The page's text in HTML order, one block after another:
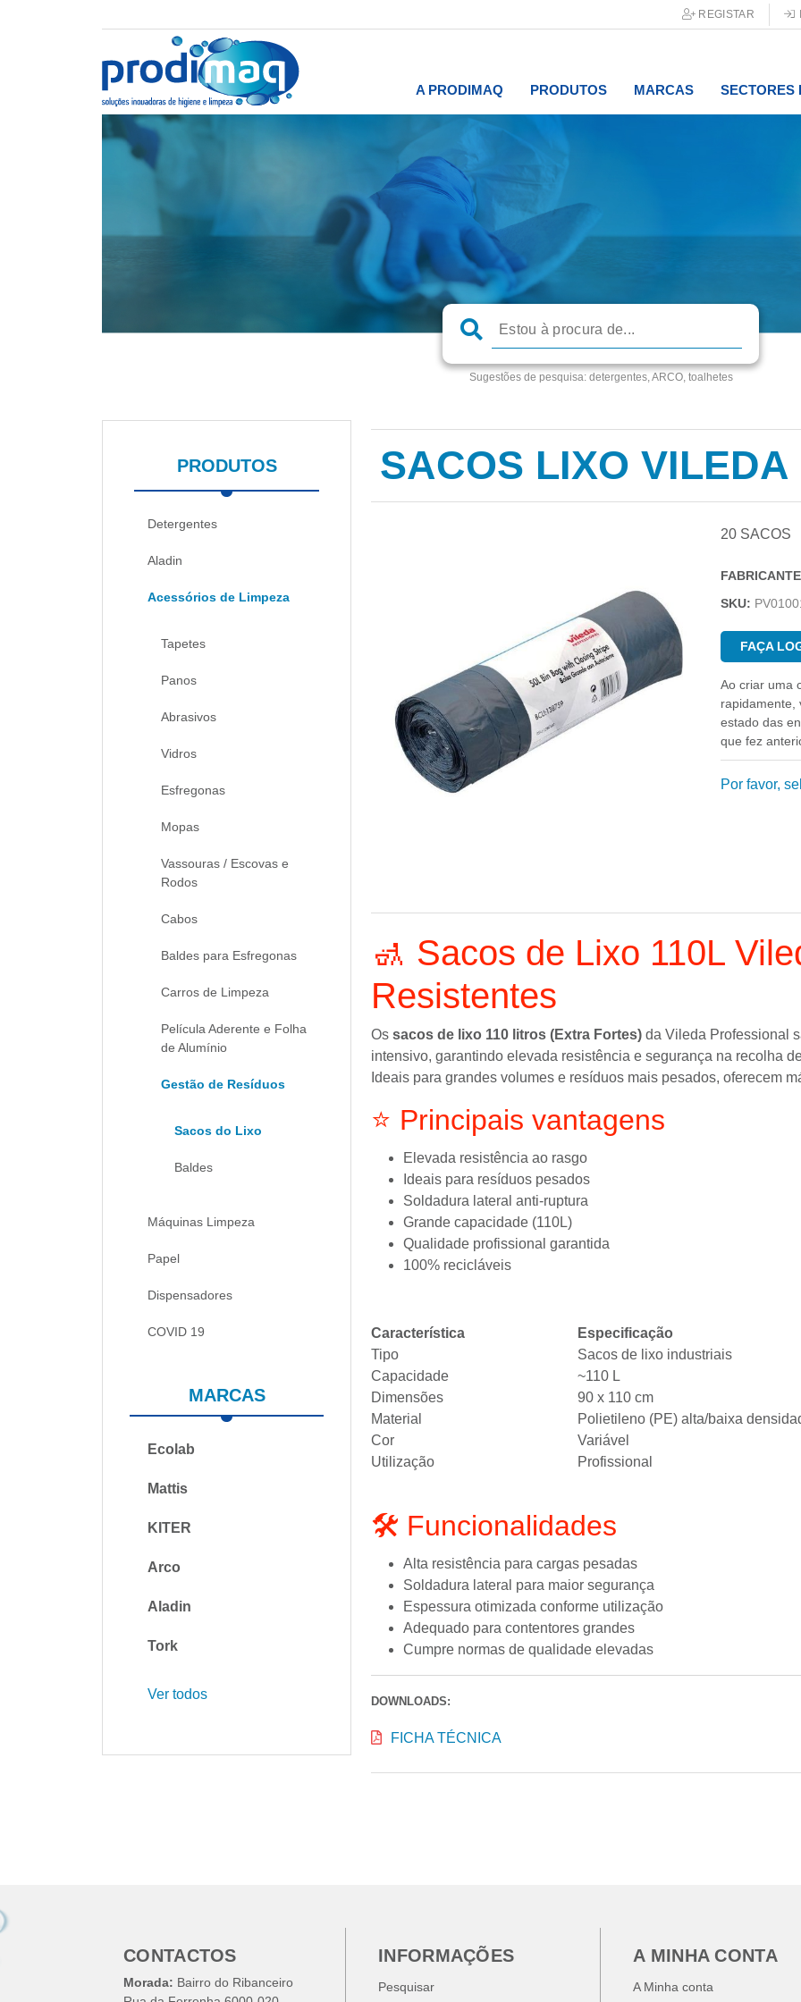
REGISTAR
A PRODIMAQ PRODUTOS MARCAS SECTORES
Sugestões de pesquisa:detergentes, ARCO, toalhetes
PRODUTOS
Detergentes
Aladin
Acessórios de Limpeza
Tapetes
Panos
Abrasivos
Vidros
Esfregonas
Mopas
Vassouras / Escovas e
Rodos
Cabos
Baldes para Esfregonas
Carros de Limpeza
Película Aderente e Folha
de Alumínio
Gestão de Resíduos
Sacos do Lixo
Baldes
Máquinas Limpeza
Papel
Dispensadores
COVID 19
MARCAS
Ecolab
Mattis
KITER
Arco
Aladin
Tork
Ver todos
SACOS LIXO VILEDA
20 SACOS
SKU:
FAÇA
Ao criar uma
rapidamente,
estado das
que fez
Por favor,
🚮 Sacos de Lixo 110L
Resistentes
Ossacos de lixo 110 litros (Extra Fortes) daVileda Professional
intensivo, garantindo elevada resistência e segurança na recolha
Ideais para grandes volumes e resíduos mais pesados, oferecem
⭐ Principais vantagens
Elevada resistência ao rasgo
Ideais para resíduos pesados
Soldadura lateral anti-ruptura
Grande capacidade (110L)
Qualidade profissional garantida
100% recicláveis
Característica
Especificação
Tipo
Sacos de lixo industriais
Capacidade
~110 L
Dimensões
90 x 110 cm
Material
Polietileno (PE) alta/baixa
Cor
Variável
Utilização
Profissional
🛠️ Funcionalidades
Alta resistência para cargas pesadas
Soldadura lateral para maior segurança
Espessura otimizada conforme utilização
Adequado para contentores grandes
Cumpre normas de qualidade elevadas
DOWNLOADS:
FICHA TÉCNICA
CONTACTOS
Morada: Bairro do Ribanceiro
INFORMAÇÕES
Pesquisar
A MINHA CONTA
A Minha conta